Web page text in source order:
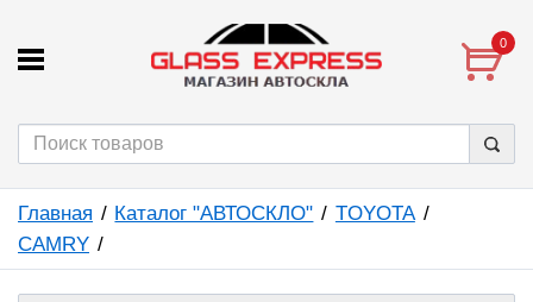
0
Главная Каталог "АВТОСКЛО"
TOYOTA
CAMRY